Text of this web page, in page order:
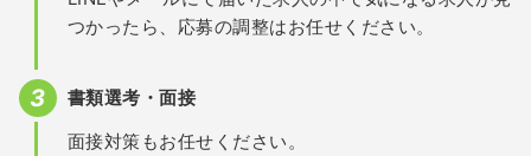
つかったら、応募の調整はお任せください。
書類選考・面接
面接対策もお任せください。